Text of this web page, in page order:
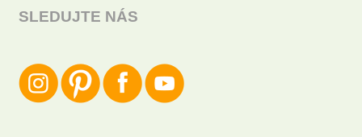
SLEDUJTE NÁS